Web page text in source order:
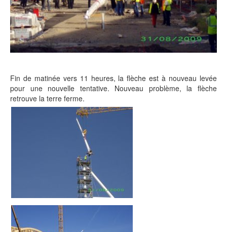
Fin de matinée vers 11 heures, la flèche est à nouveau levée
pour une nouvelle tentative. Nouveau problème, la flèche
retrouve la terre ferme.